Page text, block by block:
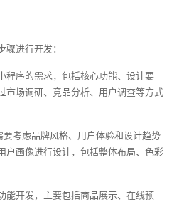
进行开发：
程序的需求，包括核心功能、设计要
市场调研、竞品分析、用户调查等方式
考虑品牌风格、用户体验和设计趋势
户画像进行设计，包括整体布局、色彩
能开发，主要包括商品展示、在线预